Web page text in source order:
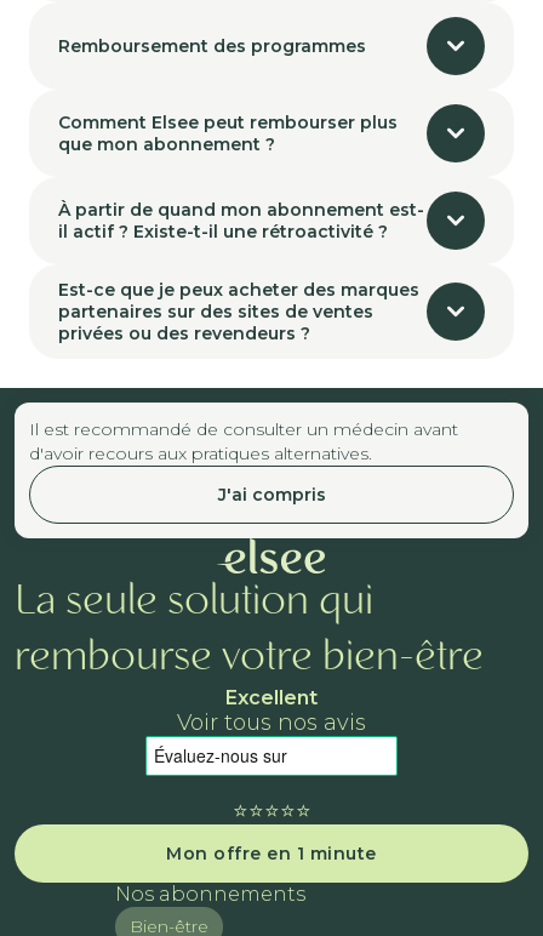
Remboursement des programmes
Comment Elsee peut rembourser plus
que mon abonnement ?
À partir de quand mon abonnement est-
il actif ? Existe-t-il une rétroactivité ?
Est-ce que je peux acheter des marques
partenaires sur des sites de ventes
privées ou des revendeurs ?
Il est recommandé de consulter un médecin avant
d'avoir recours aux pratiques alternatives.
J'ai compris
La seule solution qui
rembourse votre bien-être
Excellent
Voir tous nos avis
⭐️⭐️⭐️⭐️⭐️
Mon offre en 1 minute
Nos abonnements
Bien-être